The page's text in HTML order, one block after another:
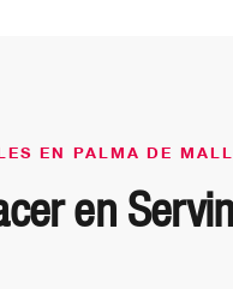
EN PALMA DE
en